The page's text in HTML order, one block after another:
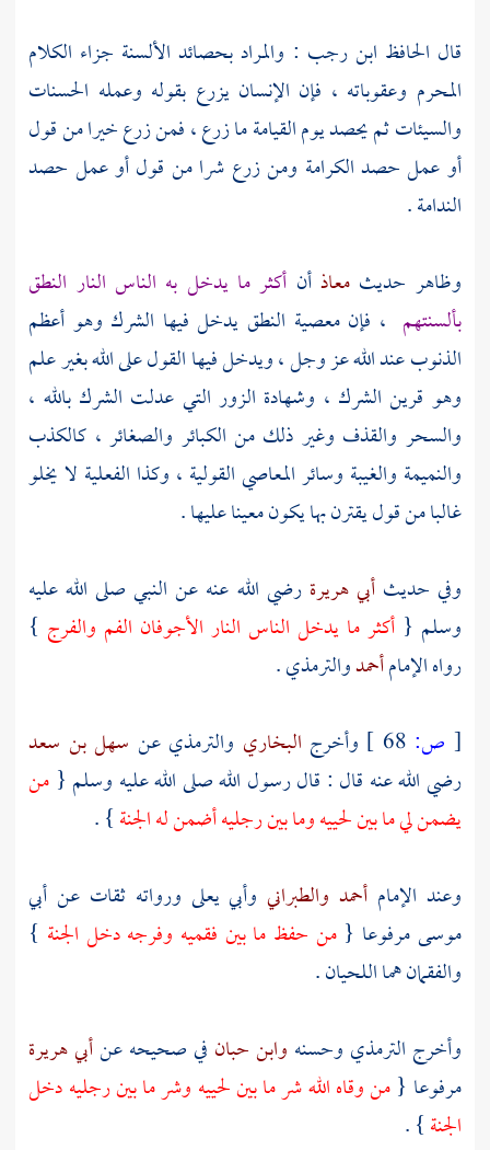
قال الحافظ ابن رجب : والمراد بحصائد الألسنة جزاء الكلام
المحرم وعقوباته ، فإن الإنسان يزرع بقوله وعمله الحسنات
والسيئات ثم يحصد يوم القيامة ما زرع ، فمن زرع خيرا من قول
أو عمل حصد الكرامة ومن زرع شرا من قول أو عمل حصد
الندامة .
وظاهر حديث معاذأن أكثر ما يدخل به الناس النار النطق
بألسنتهم ، فإن معصية النطق يدخل فيها الشرك وهو أعظم
الذنوب عند الله عز وجل ، ويدخل فيها القول على الله بغير علم
وهو قرين الشرك ، وشهادة الزور التي عدلت الشرك بالله ،
والسحر والقذف وغير ذلك من الكبائر والصغائر ، كالكذب
والنميمة والغيبة وسائر المعاصي القولية ، وكذا الفعلية لا يخلو
غالبا من قول يقترن بها يكون معينا عليها .
وفي حديثأبي هريرةرضي الله عنه عن النبي صلى الله عليه
وسلم {أكثر ما يدخل الناس النار الأجوفان الفم والفرج }
رواه الإمامأحمدوالترمذي.
[ ص: وأخرج البخاري والترمذيعن سهل بن سعد
رضي الله عنه قال : قال رسول الله صلى الله عليه وسلم { من
يضمن لي ما بين لحييه وما بين رجليه أضمن له الجنة} .
وعند الإمام أحمد والطبراني وأبي يعلى ورواته ثقات عن أبي
موسىمرفوعا {من حفظ ما بين فقميه وفرجه دخل الجنة }
والفقمان هما اللحيان .
وأخرج الترمذي وحسنه وابن حبان في صحيحه عنأبي هريرة
مرفوعا {من وقاه الله شر ما بين لحييه وشر ما بين رجليه دخل
الجنة} .